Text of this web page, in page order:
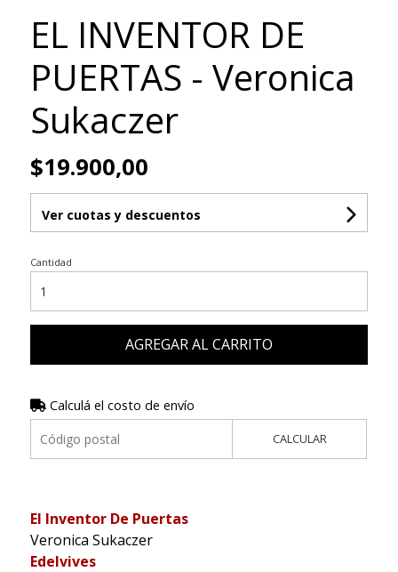
EL INVENTOR DE
PUERTAS - Veronica
Sukaczer
$19.900,00
Ver cuotas y descuentos
Cantidad
AGREGAR AL CARRITO
Calculá el costo de envío
CALCULAR
El Inventor De Puertas
Veronica Sukaczer
Edelvives